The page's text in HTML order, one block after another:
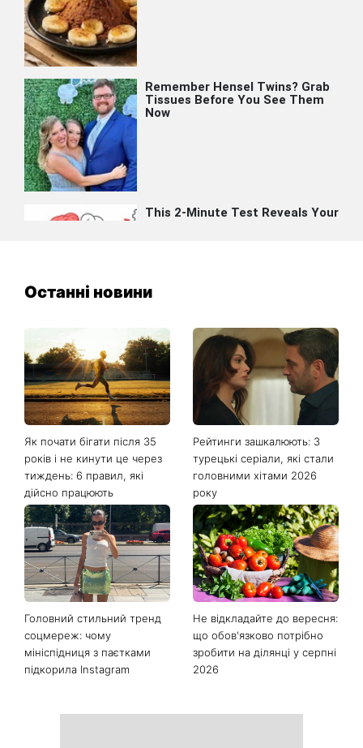
Останні новини